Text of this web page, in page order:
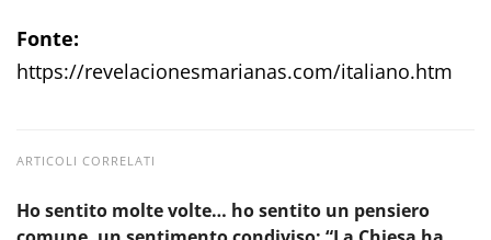
Fonte:
https://revelacionesmarianas.com/italiano.htm
ARTICOLI CORRELATI
Ho sentito molte volte… ho sentito un pensiero